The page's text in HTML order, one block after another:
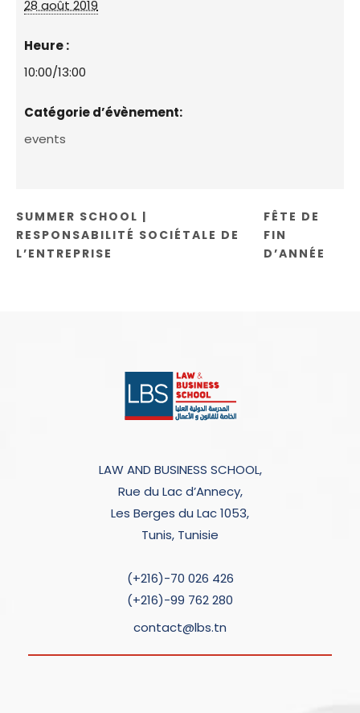
28 août 2019
Heure :
10:00/13:00
Catégorie d’évènement:
events
SUMMER SCHOOL |
RESPONSABILITÉ SOCIÉTALE DE
L’ENTREPRISE
FÊTE DE
FIN
D’ANNÉE
LAW AND BUSINESS SCHOOL,
Rue du Lac d’Annecy,
Les Berges du Lac 1053,
Tunis, Tunisie
(+216)-70 026 426
(+216)-99 762 280
contact@lbs.tn